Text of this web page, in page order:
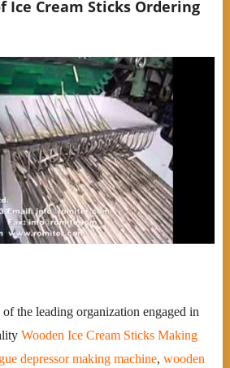
Ice Cream Sticks Ordering
the leading organization engaged in
Wooden Ice Cream Sticks Making
depressor making machine, wooden